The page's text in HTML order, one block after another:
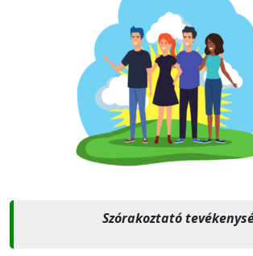
Szórakoztató